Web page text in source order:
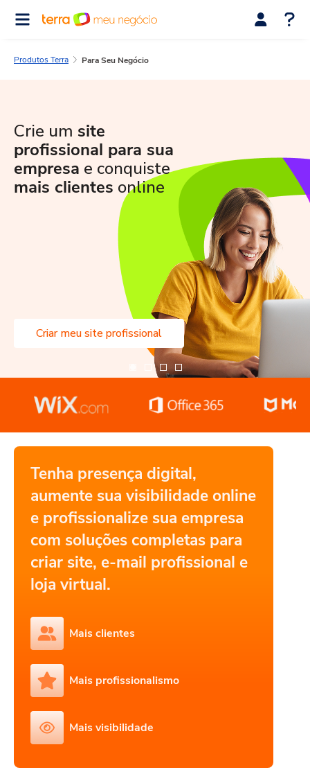
Produtos Terra Para Seu Negócio
Crie um site
profissional para sua
empresa e conquiste
mais clientes online
Criar meu site profissional
Tenha presença digital,
aumente sua visibilidade online
e profissionalize sua empresa
com soluções completas para
criar site, e-mail profissional e
loja virtual.
Mais clientes
Mais profissionalismo
Mais visibilidade